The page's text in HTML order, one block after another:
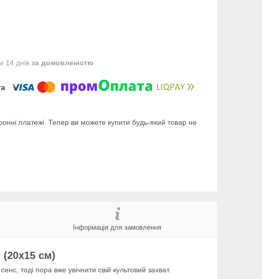
14 днів за домовленістю
платежі. Тепер ви можете купити будь-який товар не
Інформація для замовлення
(20х15 см)
тоді пора вже увічнити свій культовий захват.